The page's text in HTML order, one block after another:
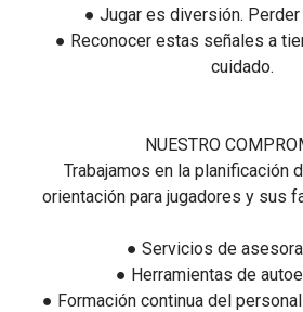
● Jugar es diversión.
● Reconocer estas señales a
cuidado.
NUESTRO
Trabajamos en la planificación
orientación para jugadores y sus
● Servicios de
● Herramientas de
● Formación continua del